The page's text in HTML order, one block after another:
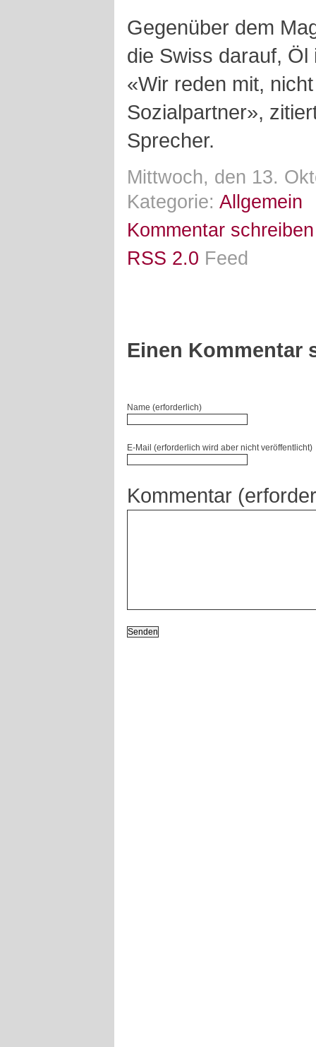
Gegenüber dem
die Swiss darauf,
«Wir reden mit,
Sozialpartner»,
Sprecher.
Mittwoch, den 13.
Kategorie: Allgemein
Kommentar schreiben
RSS 2.0 Feed
Einen Kommentar
Name (erforderlich)
E-Mail (erforderlich wird aber nicht veröffentlicht)
Kommentar